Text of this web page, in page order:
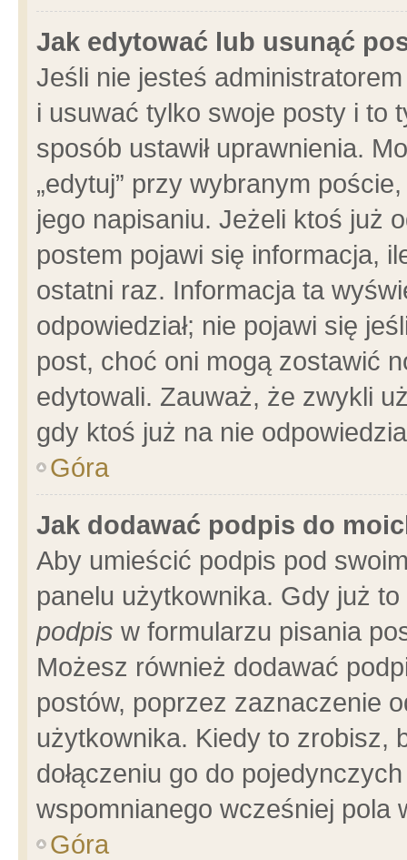
Jak edytować lub usunąć
Jeśli nie jesteś
i usuwać tylko swoje posty i to
sposób ustawił uprawnienia.
„edytuj” przy wybranym
jego napisaniu. Jeżeli ktoś już
postem pojawi się informacja,
ostatni raz. Informacja ta
odpowiedział; nie pojawi się
post, choć oni mogą zostawić
edytowali. Zauważ, że zwykli
gdy ktoś już na nie
Góra
Jak dodawać podpis do
Aby umieścić podpis pod
panelu użytkownika. Gdy już
podpis w formularzu pisania
Możesz również dodawać
postów, poprzez zaznaczenie
użytkownika. Kiedy to zrobisz,
dołączeniu go do
wspomnianego wcześniej pola
Góra